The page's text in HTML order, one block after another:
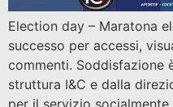
Election day – Maratona
successo per accessi,
commenti. Soddisfazione
struttura I&C e dalla
per il servizio socialmente